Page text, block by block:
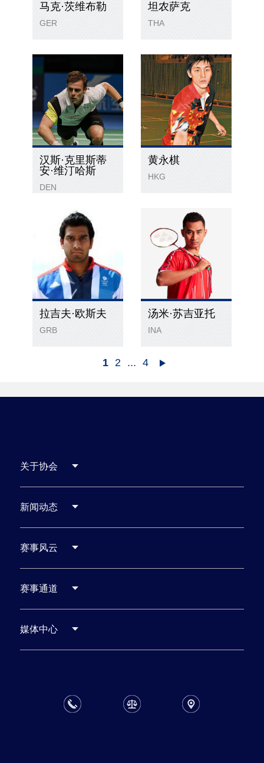
马克·茨维布勒
GER
坦农萨克
THA
汉斯·克里斯蒂
安·维汀哈斯
DEN
黄永棋
HKG
拉吉夫·欧斯夫
GRB
汤米·苏吉亚托
INA
1 2 ... 4
关于协会
新闻动态
赛事风云
赛事通道
媒体中心